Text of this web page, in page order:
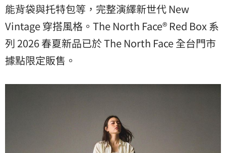
能背袋與托特包等，完整演繹新世代 New
Vintage 穿搭風格。The North Face® Red Box 系
列 2026 春夏新品已於 The North Face 全台門市
據點限定販售。